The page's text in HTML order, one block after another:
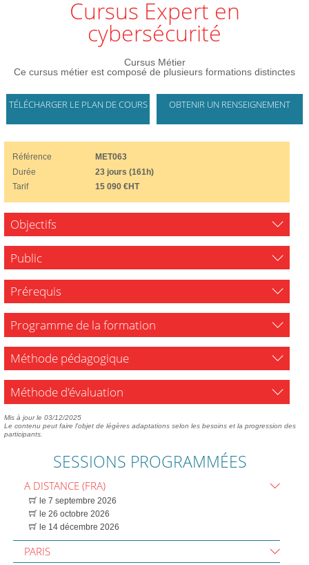
Cursus Expert en
cybersécurité
Cursus Métier
Ce cursus métier est composé de plusieurs formations distinctes
TÉLÉCHARGER LE PLAN DE COURS OBTENIR UN RENSEIGNEMENT
Référence
MET063
Durée
23 jours (161h)
Tarif
15 090 €HT
Objectifs
Public
Prérequis
Programme de la formation
Méthode pédagogique
Méthode d'évaluation
Mis à jour le 03/12/2025
Le contenu peut faire l'objet de légères adaptations selon les besoins et la progression des
participants.
SESSIONS PROGRAMMÉES
A DISTANCE (FRA)
le 7 septembre 2026
le 26 octobre 2026
le 14 décembre 2026
PARIS